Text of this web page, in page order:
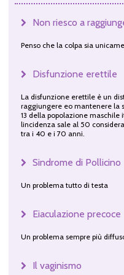
Non riesco a
Penso che la colpa sia
Disfunzione erettile
La disfunzione erettile è un
raggiungere eo mantenere la
13 della popolazione
lincidenza sale al 50
tra i 40 e i 70 anni.
Sindrome di Pollicino
Un problema tutto di testa
Eiaculazione precoce
Un problema sempre più
Il vaginismo